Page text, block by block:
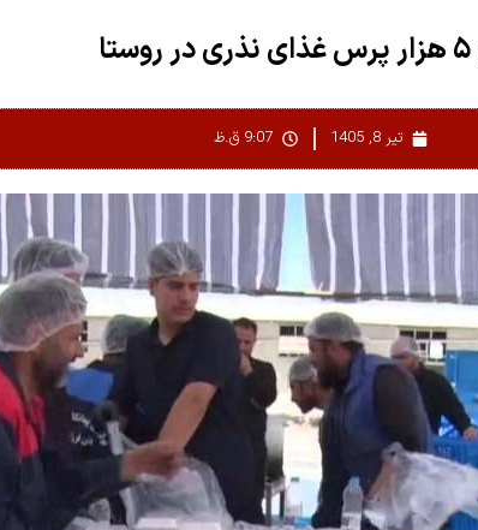
تیر 8, 1405 9:07 ق.ظ